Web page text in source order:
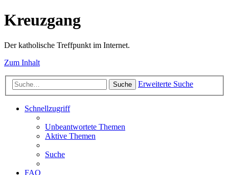
Kreuzgang
Der katholische Treffpunkt im Internet.
Zum Inhalt
Suche Erweiterte Suche
Schnellzugriff
Unbeantwortete Themen
Aktive Themen
Suche
FAQ